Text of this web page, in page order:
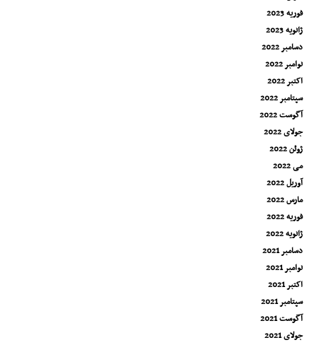
فوریه 2023
ژانویه 2023
دسامبر 2022
نوامبر 2022
اکتبر 2022
سپتامبر 2022
آگوست 2022
جولای 2022
ژوئن 2022
می 2022
آوریل 2022
مارس 2022
فوریه 2022
ژانویه 2022
دسامبر 2021
نوامبر 2021
اکتبر 2021
سپتامبر 2021
آگوست 2021
جولای 2021